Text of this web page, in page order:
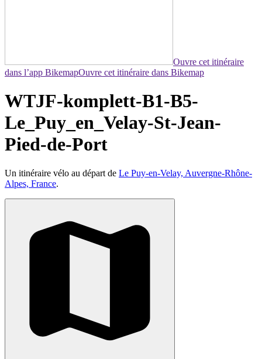
Ouvre cet itinéraire
dans l’app BikemapOuvre cet itinéraire dans Bikemap
WTJF-komplett-B1-B5-
Le_Puy_en_Velay-St-Jean-
Pied-de-Port
Un itinéraire vélo au départ de Le Puy-en-Velay, Auvergne-Rhône-
Alpes, France.